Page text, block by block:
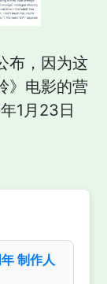
布，因为这
》电影的营
1月23日
制作人